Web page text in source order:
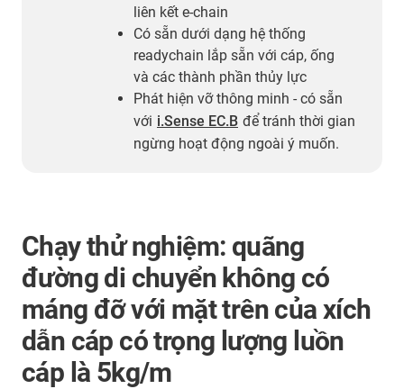
liên kết e-chain
Có sẵn dưới dạng hệ thống
readychain lắp sẵn với cáp, ống
và các thành phần thủy lực
Phát hiện vỡ thông minh - có sẵn
với i.Sense EC.B để tránh thời gian
ngừng hoạt động ngoài ý muốn.
Chạy thử nghiệm: quãng
đường di chuyển không có
máng đỡ với mặt trên của xích
dẫn cáp có trọng lượng luồn
cáp là 5kg/m